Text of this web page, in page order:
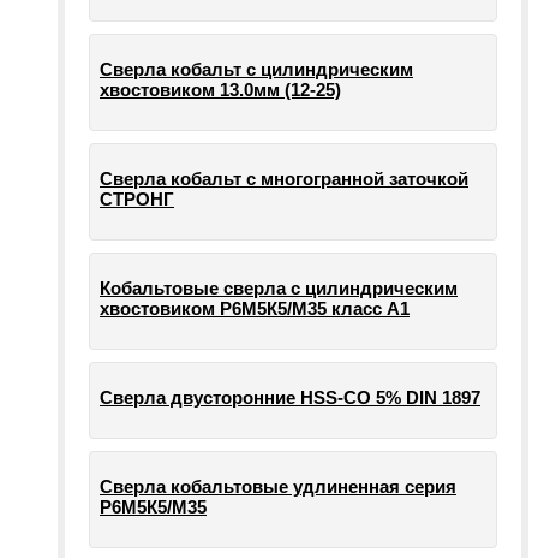
Сверла кобальт с цилиндрическим
хвостовиком 13.0мм (12-25)
Сверла кобальт с многогранной заточкой
СТРОНГ
Кобальтовые сверла с цилиндрическим
хвостовиком Р6М5К5/М35 класс А1
Сверла двусторонние HSS-CO 5% DIN 1897
Сверла кобальтовые удлиненная серия
Р6М5К5/М35